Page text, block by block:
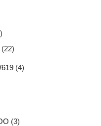
(22)
(4)
(3)